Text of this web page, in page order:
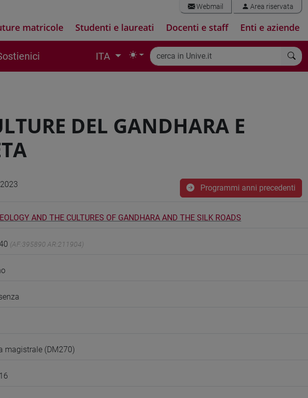
Webmail Area riservata
matricole Studenti e laureati Docenti e staff Enti e aziende
ITA
DEL GANDHARA E
Programmi anni precedenti
AND THE CULTURES OF GANDHARA AND THE SILK ROADS
(AF:395890 AR:211904)
magistrale (DM270)